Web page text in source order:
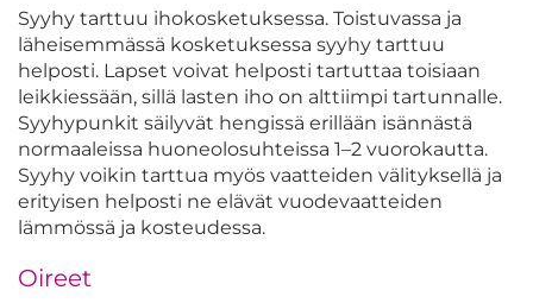
Syyhy tarttuu ihokosketuksessa. Toistuvassa ja
läheisemmässä kosketuksessa syyhy tarttuu
helposti. Lapset voivat helposti tartuttaa toisiaan
leikkiessään, sillä lasten iho on alttiimpi tartunnalle.
Syyhypunkit säilyvät hengissä erillään isännästä
normaaleissa huoneolosuhteissa 1–2 vuorokautta.
Syyhy voikin tarttua myös vaatteiden välityksellä ja
erityisen helposti ne elävät vuodevaatteiden
lämmössä ja kosteudessa.
Oireet